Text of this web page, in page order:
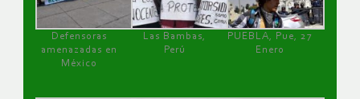
Defensoras
amenazadas en
México
Las Bambas,
Perú
PUEBLA, Pue, 27
Enero